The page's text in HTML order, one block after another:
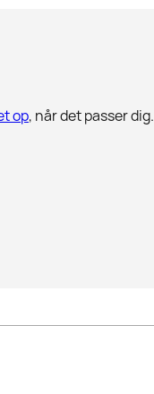
op, når det passer dig.